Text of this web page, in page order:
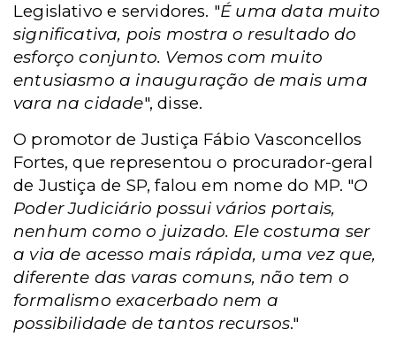
Legislativo e servidores. "É uma data muito
significativa, pois mostra o resultado do
esforço conjunto. Vemos com muito
entusiasmo a inauguração de mais uma
vara na cidade", disse.
O promotor de Justiça Fábio Vasconcellos
Fortes, que representou o procurador-geral
de Justiça de SP, falou em nome do MP. "O
Poder Judiciário possui vários portais,
nenhum como o juizado. Ele costuma ser
a via de acesso mais rápida, uma vez que,
diferente das varas comuns, não tem o
formalismo exacerbado nem a
possibilidade de tantos recursos."